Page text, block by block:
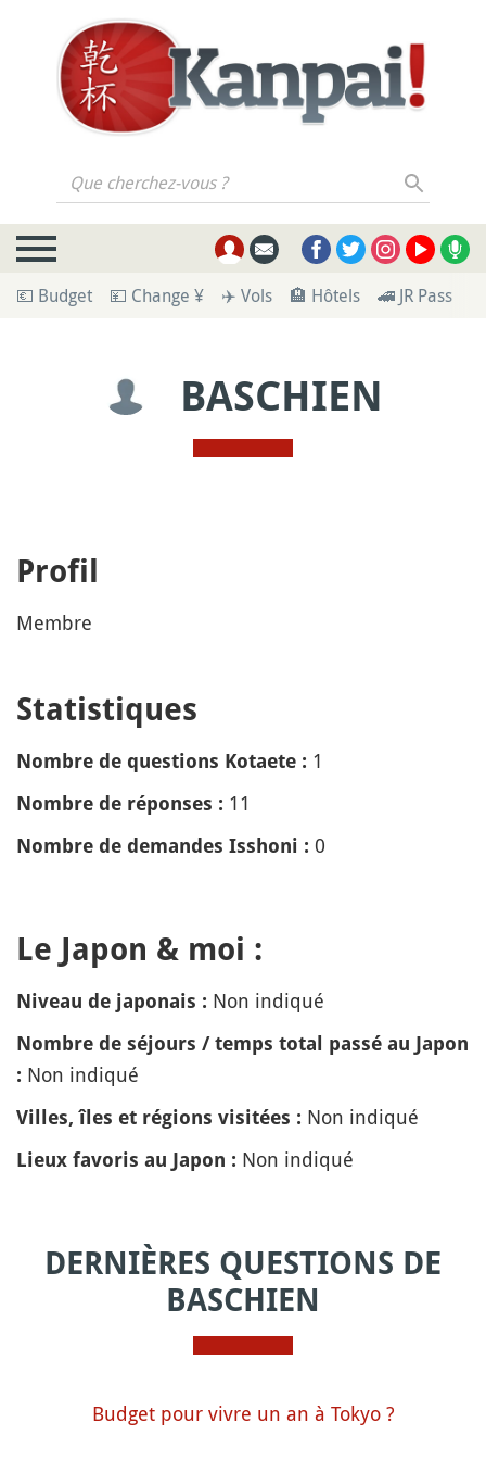
Que cherchez-vous ?
💶 Budget 💴 Change ¥ ✈️ Vols 🏨 Hôtels 🚄 JR Pass
BASCHIEN
Profil
Membre
Statistiques
Nombre de questions Kotaete : 1
Nombre de réponses : 11
Nombre de demandes Isshoni : 0
Le Japon & moi :
Niveau de japonais : Non indiqué
Nombre de séjours / temps total passé au Japon
: Non indiqué
Villes, îles et régions visitées : Non indiqué
Lieux favoris au Japon : Non indiqué
DERNIÈRES QUESTIONS DE
BASCHIEN
Budget pour vivre un an à Tokyo ?